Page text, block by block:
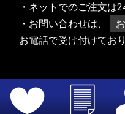
・ネットでのご注文は
・お問い合わせは、
お電話で受け付けており